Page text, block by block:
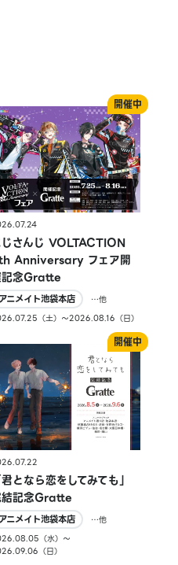
さんじ VOLTACTION
Anniversary フェア開
念Gratte
アニメイト池袋本店
…他
（土）〜2026.08.16（日）
君となら恋をしてみても」
記念Gratte
アニメイト池袋本店
…他
（水）〜
（日）